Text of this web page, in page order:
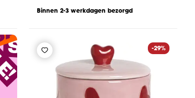
Binnen 2-3 werkdagen bezorgd
-29%